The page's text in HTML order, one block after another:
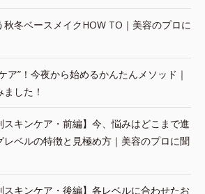
冬ベースメイクHOW TO｜美容のプロに
ア”！今夜から始めるかんたんメソッド｜
した！
スキンケア・前編】今、悩みはどこまで進
レベルの特徴と見極め方｜美容のプロに聞
スキンケア・後編】各レベルに合わせたお